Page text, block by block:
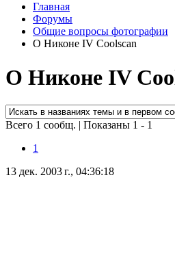
Главная
Форумы
Общие вопросы фотографии
О Никоне IV Coolscan
О Никоне IV
Всего 1 сообщ. | Показаны 1 - 1
1
13 дек. 2003 г., 04:36:18